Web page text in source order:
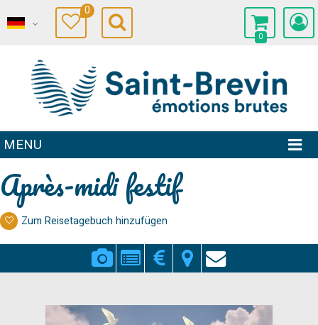
0
0
MENU
Après-midi festif
Zum Reisetagebuch hinzufügen